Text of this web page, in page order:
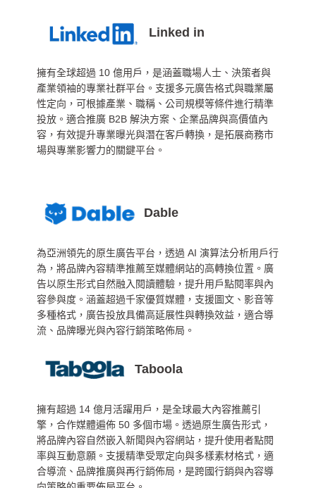
Linked in
擁有全球超過 10 億用戶，是涵蓋職場人士、決策者與
產業領袖的專業社群平台。支援多元廣告格式與職業屬
性定向，可根據產業、職稱、公司規模等條件進行精準
投放。適合推廣 B2B 解決方案、企業品牌與高價值內
容，有效提升專業曝光與潛在客戶轉換，是拓展商務市
場與專業影響力的關鍵平台。
Dable
為亞洲領先的原生廣告平台，透過 AI 演算法分析用戶行
為，將品牌內容精準推薦至媒體網站的高轉換位置。廣
告以原生形式自然融入閱讀體驗，提升用戶點閱率與內
容參與度。涵蓋超過千家優質媒體，支援圖文、影音等
多種格式，廣告投放具備高延展性與轉換效益，適合導
流、品牌曝光與內容行銷策略佈局。
Taboola
擁有超過 14 億月活躍用戶，是全球最大內容推薦引
擎，合作媒體遍佈 50 多個市場。透過原生廣告形式，
將品牌內容自然嵌入新聞與內容網站，提升使用者點閱
率與互動意願。支援精準受眾定向與多樣素材格式，適
合導流、品牌推廣與再行銷佈局，是跨國行銷與內容導